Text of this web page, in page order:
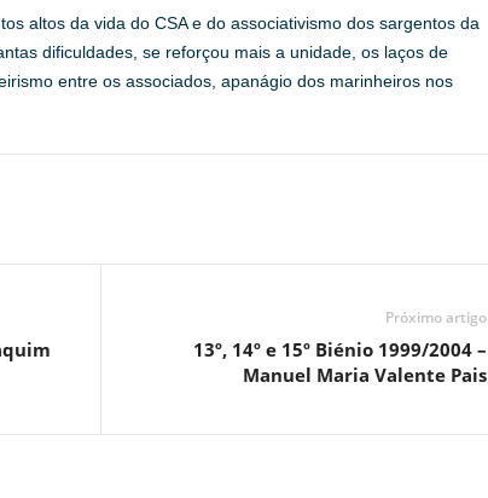
altos da vida do CSA e do associativismo dos sargentos da
dificuldades, se reforçou mais a unidade, os laços de
entre os associados, apanágio dos marinheiros nos
Próximo artigo
13º, 14º e 15º Biénio 1999/2004 –
Manuel Maria Valente Pais